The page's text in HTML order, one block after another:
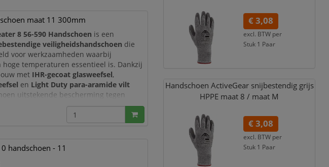
maat 11 300mm
8 56-590 Handschoen is een
veiligheidshandschoen die
voor werkzaamheden waarbij
hoge temperaturen essentieel is. Dankzij
met IHR-gecoat glasweefsel,
en Light Duty para-aramide vilt
uitstekende bescherming tegen
De robuuste constructie
8 ui
handschoen - 11
€ 3,08
excl. BTW per
Stuk 1 Paar
Handschoen ActiveGear snijbestendig grijs
HPPE maat 8 / maat M
€ 3,08
excl. BTW per
Stuk 1 Paar